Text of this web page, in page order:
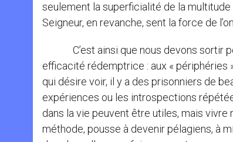
seulement la superficialité de la
Seigneur, en revanche, sent la force de
C’est ainsi que nous devons sortir
efficacité rédemptrice : aux « périphéries
qui désire voir, il y a des prisonniers de
expériences ou les introspections
dans la vie peuvent être utiles, mais vivre
méthode, pousse à devenir pélagiens, à